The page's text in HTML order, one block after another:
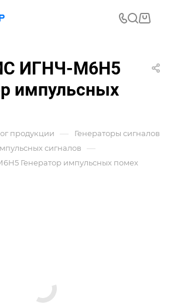
ИГНЧ-М6Н5
импульсных
продукции — Генераторы сигналов
сигналов —
Генератор импульсных помех